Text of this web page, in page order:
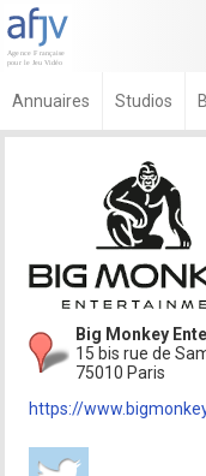
Annuaires Studios
Big Monkey
15 bis rue de
75010 Paris
https://